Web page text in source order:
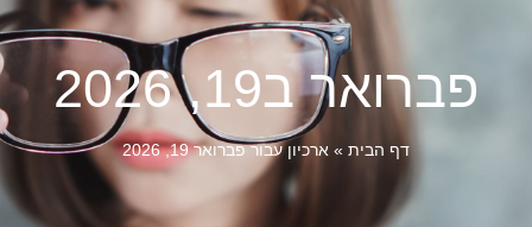
פברואר ב19, 2026
דף הבית » ארכיון עבור פברואר 19, 2026